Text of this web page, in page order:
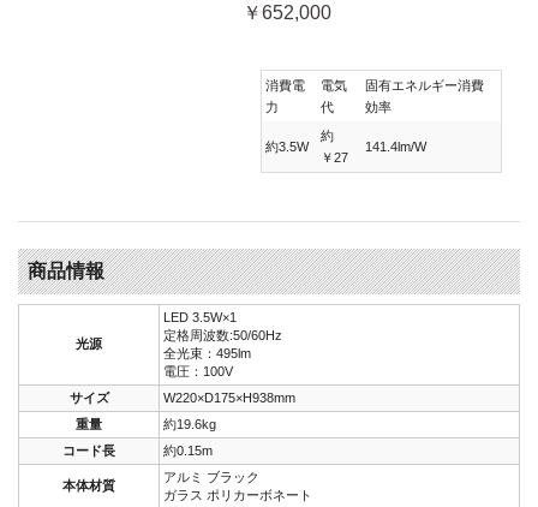
￥652,000
消費電
力
電気
代
固有エネルギー消費
効率
約3.5W
約
￥27
141.4lm/W
商品情報
光源
LED 3.5W×1
定格周波数:50/60Hz
全光束：495lm
電圧：100V
サイズ
W220×D175×H938mm
重量
約19.6kg
コード長
約0.15m
本体材質
アルミ ブラック
ガラス ポリカーボネート